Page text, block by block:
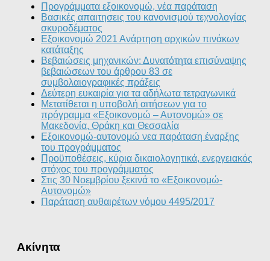
Προγράμματα εξοικονομώ, νέα παράταση
Βασικές απαιτησεις του κανονισμού τεχνολογίας
σκυροδέματος
Εξοικονομώ 2021 Ανάρτηση αρχικών πινάκων
κατάταξης
Βεβαιώσεις μηχανικών: Δυνατότητα επισύναψης
βεβαιώσεων του άρθρου 83 σε
συμβολαιογραφικές πράξεις
Δεύτερη ευκαιρία για τα αδήλωτα τετραγωνικά
Μετατίθεται η υποβολή αιτήσεων για το
πρόγραμμα «Εξοικονομώ – Αυτονομώ» σε
Μακεδονία, Θράκη και Θεσσαλία
Εξοικονομώ-αυτονομώ νεα παράταση έναρξης
του προγράμματος
Προϋποθέσεις, κύρια δικαιολογητικά, ενεργειακός
στόχος του προγράμματος
Στις 30 Νοεμβρίου ξεκινά το «Εξοικονομώ-
Αυτονομώ»
Παράταση αυθαιρέτων νόμου 4495/2017
Ακίνητα